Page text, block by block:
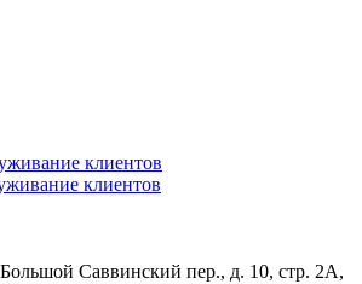
клиентов
клиентов
Саввинский пер., д. 10, стр. 2А,